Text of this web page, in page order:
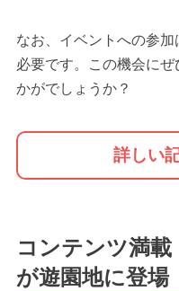
なお、イベントへの参
必要です。この機会に
かがでしょうか？
詳しい
コンテンツ満載
が遊園地に登場